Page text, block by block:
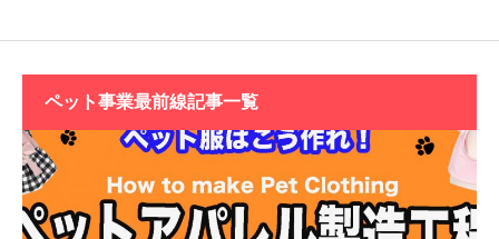
ペット事業最前線記事一覧